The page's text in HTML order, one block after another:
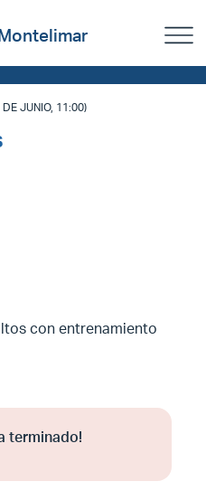
JUNIO, 11:00)
con entrenamiento
terminado!